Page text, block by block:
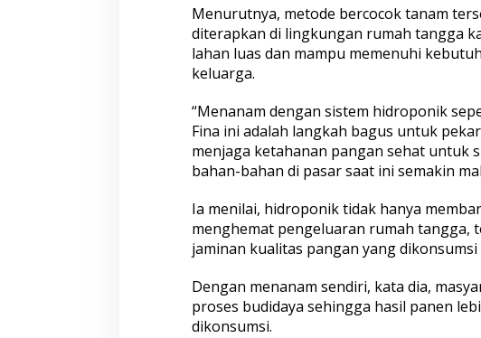
i
d
r
o
p
n
k
Menurutnya, metode bercocok tanam
diterapkan di lingkungan rumah tangga
lahan luas dan mampu memenuhi
keluarga.
“Menanam dengan sistem hidroponik
Fina ini adalah langkah bagus untuk
menjaga ketahanan pangan sehat untuk
bahan-bahan di pasar saat ini semakin
Ia menilai, hidroponik tidak hanya
menghemat pengeluaran rumah tangga,
jaminan kualitas pangan yang
Dengan menanam sendiri, kata dia,
proses budidaya sehingga hasil panen
dikonsumsi.